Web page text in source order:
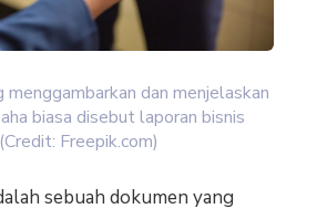
menggambarkan dan menjelaskan
biasa disebut laporan bisnis
(Credit: Freepik.com)
sebuah dokumen yang